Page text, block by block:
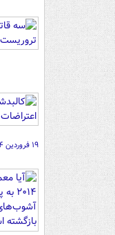
۱۹ فروردین ۰۴ - ۱۷:۲۰